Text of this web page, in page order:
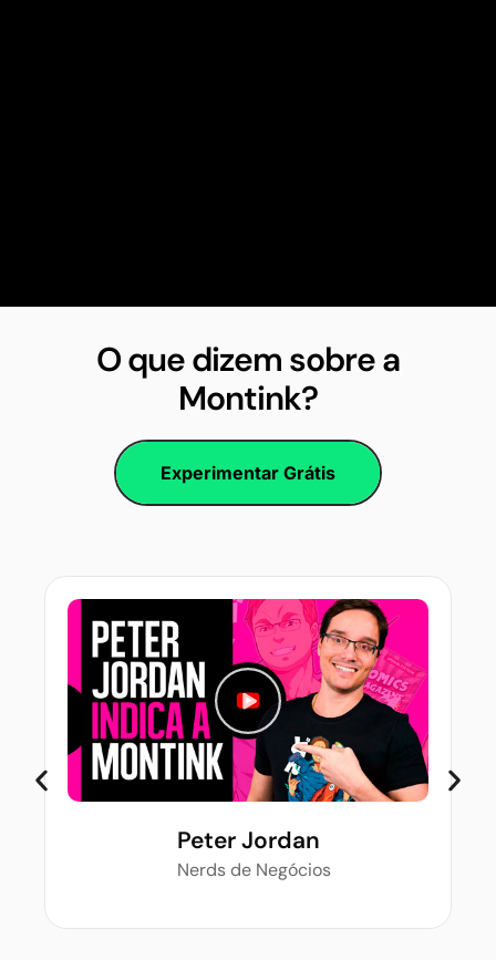
O que dizem sobre a
Montink?
Experimentar Grátis
Peter Jordan
Nerds de Negócios